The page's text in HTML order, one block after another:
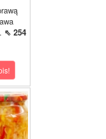
⇖ 254